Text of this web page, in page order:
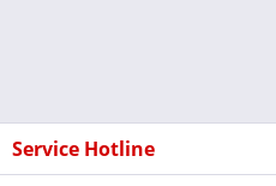
Service Hotline